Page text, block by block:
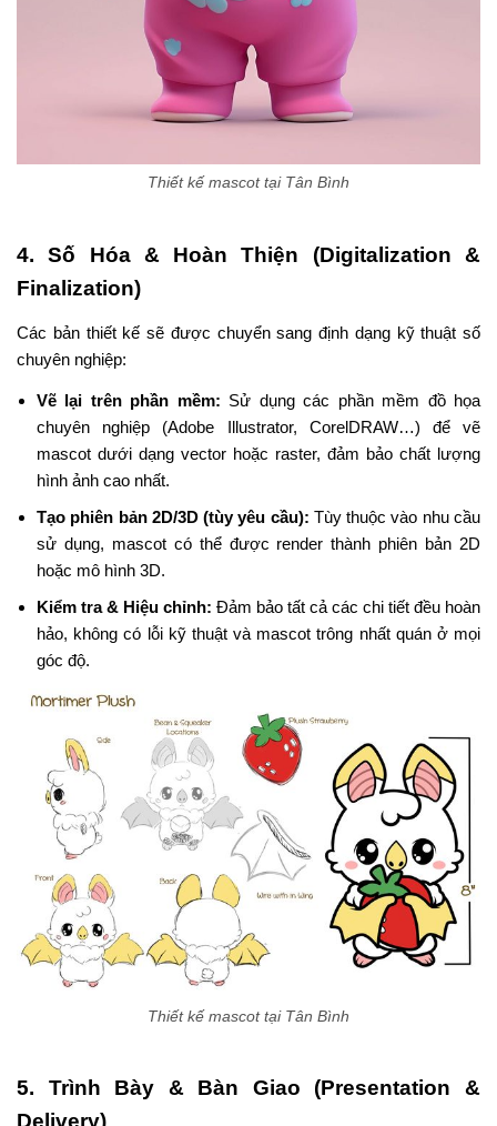
Thiết kế mascot tại Tân Bình
4. Số Hóa & Hoàn Thiện (Digitalization &
Finalization)
Các bản thiết kế sẽ được chuyển sang định dạng kỹ thuật số
chuyên nghiệp:
Vẽ lại trên phần mềm: Sử dụng các phần mềm đồ họa
chuyên nghiệp (Adobe Illustrator, CorelDRAW…) để vẽ
mascot dưới dạng vector hoặc raster, đảm bảo chất lượng
hình ảnh cao nhất.
Tạo phiên bản 2D/3D (tùy yêu cầu): Tùy thuộc vào nhu cầu
sử dụng, mascot có thể được render thành phiên bản 2D
hoặc mô hình 3D.
Kiểm tra & Hiệu chỉnh: Đảm bảo tất cả các chi tiết đều hoàn
hảo, không có lỗi kỹ thuật và mascot trông nhất quán ở mọi
góc độ.
Thiết kế mascot tại Tân Bình
5. Trình Bày & Bàn Giao (Presentation &
Delivery)